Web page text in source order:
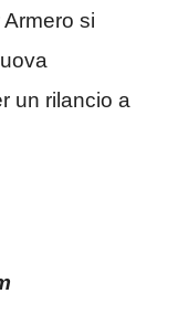
si
un rilancio a